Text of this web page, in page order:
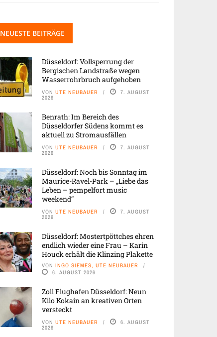
NEUESTE BEITRÄGE
Düsseldorf: Vollsperrung der
Bergischen Landstraße wegen
Wasserrohrbruch aufgehoben
VON UTE NEUBAUER 7. AUGUST
2026
Benrath: Im Bereich des
Düsseldorfer Südens kommt es
aktuell zu Stromausfällen
VON UTE NEUBAUER 7. AUGUST
2026
Düsseldorf: Noch bis Sonntag im
Maurice-Ravel-Park – „Liebe das
Leben – pempelfort music
weekend“
VON UTE NEUBAUER 7. AUGUST
2026
Düsseldorf: Mostertpöttches ehren
endlich wieder eine Frau – Karin
Houck erhält die Klinzing Plakette
VON INGO SIEMES, UTE NEUBAUER
6. AUGUST 2026
Zoll Flughafen Düsseldorf: Neun
Kilo Kokain an kreativen Orten
versteckt
VON UTE NEUBAUER 6. AUGUST
2026